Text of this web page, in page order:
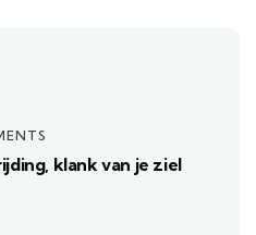
klank van je ziel